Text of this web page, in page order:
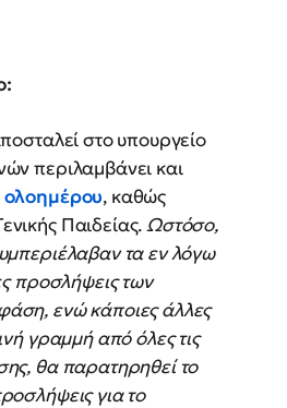
στο υπουργείο
περιλαμβάνει και
, καθώς
Παιδείας.Ωστόσο,
τα εν λόγω
προσλήψεις των
ενώ κάποιες άλλες
γραμμή από όλες τις
θα παρατηρηθεί το
για το